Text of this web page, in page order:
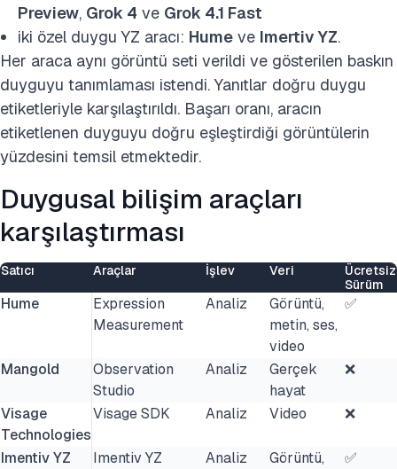
Preview, Grok 4 ve Grok 4.1 Fast
iki özel duygu YZ aracı: Hume ve Imertiv YZ.
Her araca aynı görüntü seti verildi ve gösterilen baskın
duyguyu tanımlaması istendi. Yanıtlar doğru duygu
etiketleriyle karşılaştırıldı. Başarı oranı, aracın
etiketlenen duyguyu doğru eşleştirdiği görüntülerin
yüzdesini temsil etmektedir.
Duygusal bilişim araçları
karşılaştırması
Satıcı Araçlar İşlev Veri
Ücretsiz
Sürüm
Hume
Expression
Measurement
Analiz
Görüntü,
metin, ses,
video
✅
Mangold
Observation
Studio
Analiz
Gerçek
hayat
❌
Visage
Technologies
Visage SDK Analiz Video ❌
Imentiv YZ Imentiv YZ Analiz
Görüntü,
✅